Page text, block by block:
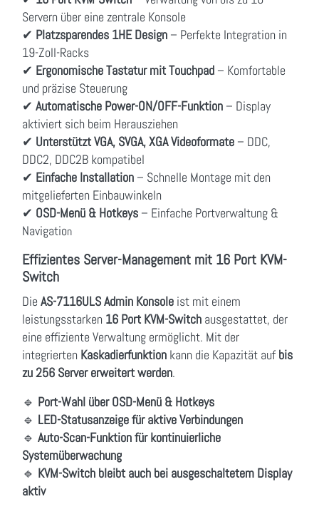
Servern über eine zentrale Konsole
✔ Platzsparendes 1HE Design – Perfekte Integration in
19-Zoll-Racks
✔ Ergonomische Tastatur mit Touchpad – Komfortable
und präzise Steuerung
✔ Automatische Power-ON/OFF-Funktion – Display
aktiviert sich beim Herausziehen
✔ Unterstützt VGA, SVGA, XGA Videoformate – DDC,
DDC2, DDC2B kompatibel
✔ Einfache Installation – Schnelle Montage mit den
mitgelieferten Einbauwinkeln
✔ OSD-Menü & Hotkeys – Einfache Portverwaltung &
Navigation
Effizientes Server-Management mit 16 Port KVM-
Switch
Die AS-7116ULS Admin Konsole ist mit einem
leistungsstarken 16 Port KVM-Switch ausgestattet, der
eine effiziente Verwaltung ermöglicht. Mit der
integrierten Kaskadierfunktion kann die Kapazität auf bis
zu 256 Server erweitert werden.
🔹 Port-Wahl über OSD-Menü & Hotkeys
🔹 LED-Statusanzeige für aktive Verbindungen
🔹 Auto-Scan-Funktion für kontinuierliche
Systemüberwachung
🔹 KVM-Switch bleibt auch bei ausgeschaltetem Display
aktiv